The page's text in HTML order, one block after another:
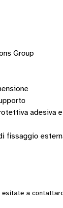
Group
adesiva
fissaggio
esitate a